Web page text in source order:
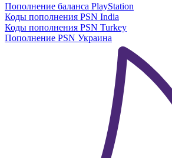
Пополнение баланса PlayStation
Коды пополнения PSN India
Коды пополнения PSN Turkey
Пополнение PSN Украина